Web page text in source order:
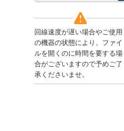
なお、情報は１月５日
(月)より登録されます。
2025/08/04
●夏季休業に伴う情報更
新停止のお知らせ●
建設資料館をご利用いた
だき、誠に有難うござい
回線速度が遅い場合やご使用
の機器の状態により、ファイ
ルを開くのに時間を要する場
合がございますので予めご了
承くださいませ。